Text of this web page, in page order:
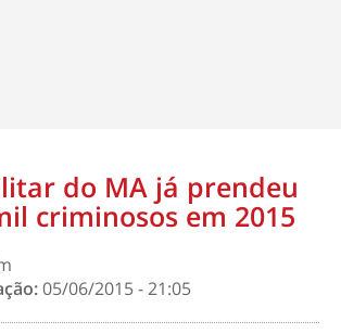
do MA já prendeu
criminosos em 2015
05/06/2015 - 21:05